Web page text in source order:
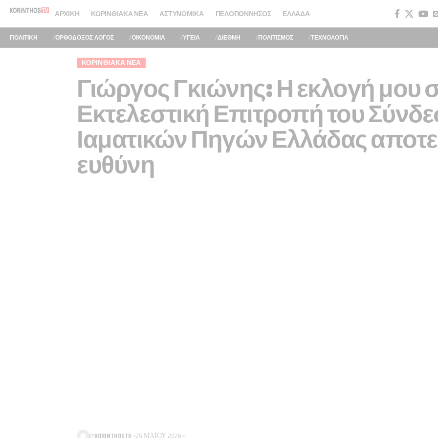
ΑΡΧΙΚΉ ΚΟΡΙΝΘΙΑΚΆ ΝΈΑ ΑΣΤΥΝΟΜΙΚΆ ΠΕΛΟΠΌΝΝΗΣΟΣ ΕΛΛΆΔΑ
ΠΟΛΙΤΙΚΗ ΟΡΘΟΔΟΞΟΣ ΛΟΓΟΣ ΟΙΚΟΝΟΜΙΑ ΥΓΕΙΑ ΔΙΕΘΝΗ ΠΟΛΙΤΙΣΜΟΣ ΤΕΧΝΟΛΟΓΙΑ
ΚΟΡΙΝΘΙΑΚΆ ΝΈΑ
Γιώργος Γκιώνης: Η εκλογή μου
Εκτελεστική Επιτροπή του
Ιαματικών Πηγών Ελλάδας
ευθύνη
BYKORINTHOSTV 25 ΜΑΪ́ΟΥ 2026